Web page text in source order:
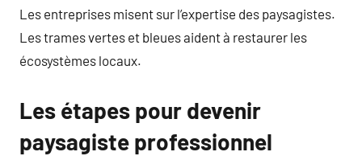
Les entreprises misent sur l’expertise des paysagistes.
Les trames vertes et bleues aident à restaurer les
écosystèmes locaux.
Les étapes pour devenir
paysagiste professionnel